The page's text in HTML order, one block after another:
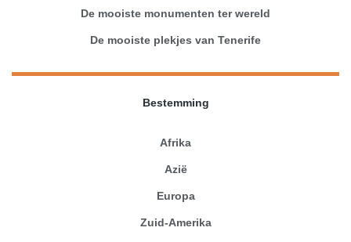
De mooiste monumenten ter wereld
De mooiste plekjes van Tenerife
Bestemming
Afrika
Azië
Europa
Zuid-Amerika